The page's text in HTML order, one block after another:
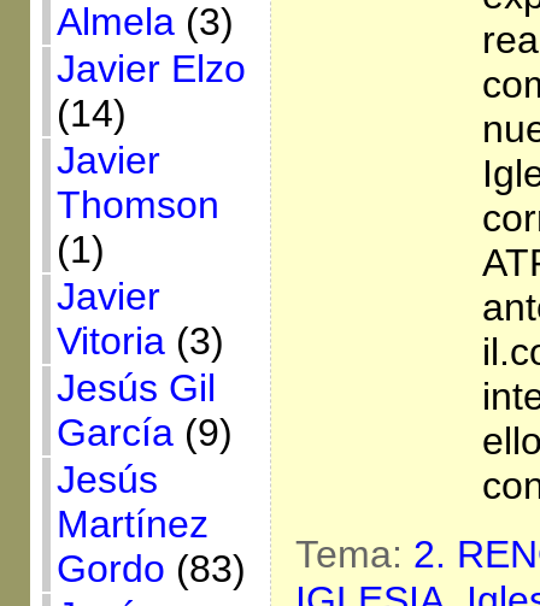
Almela(3)
Javier Elzo
(14)
Javier
Thomson
(1)
Javier
Vitoria(3)
Jesús Gil
García(9)
Jesús
Martínez
Gordo (83)
Tema: 2.